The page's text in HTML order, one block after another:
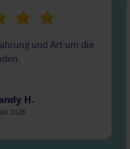
und Art um die
H.
2026